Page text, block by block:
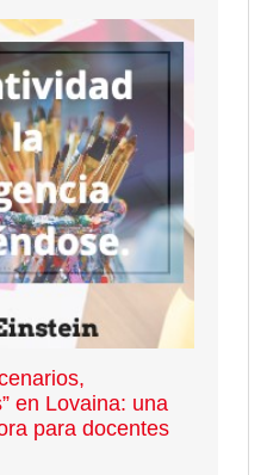
en Lovaina: una
para docentes